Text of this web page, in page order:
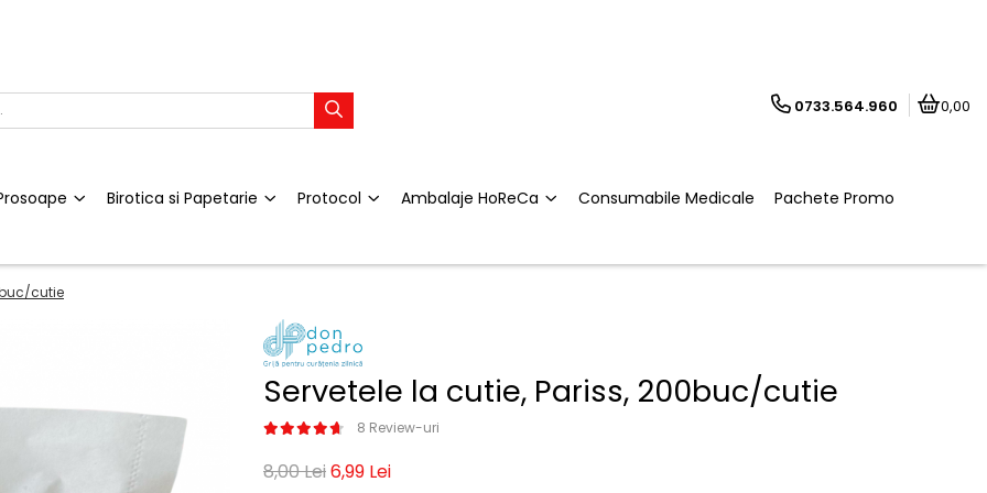
0733.564.960 0,00
Birotica si Papetarie Protocol Ambalaje HoReCa Consumabile Medicale
Pachete Promo
cutie
Servetele la cutie, Pariss, 200buc/cutie
8 Review-uri
8,00 Lei6,99 Lei